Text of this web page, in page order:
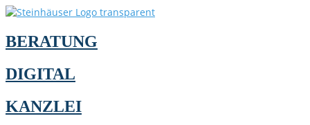
BERATUNG
DIGITAL
KANZLEI